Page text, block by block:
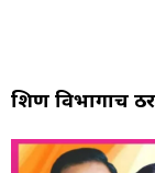
शिक्षण विभागाच